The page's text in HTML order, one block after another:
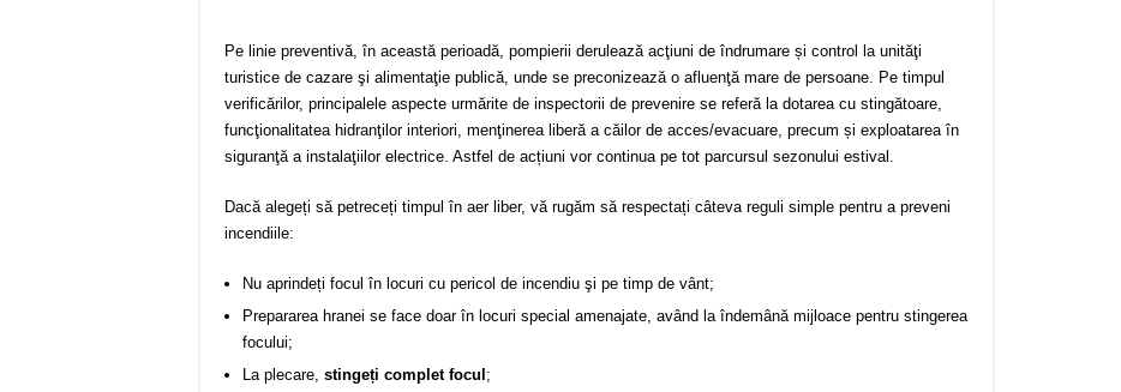
Pe linie preventivă, în această perioadă, pompierii derulează acţiuni de îndrumare și control la unităţi
turistice de cazare şi alimentaţie publică, unde se preconizează o afluenţă mare de persoane. Pe timpul
verificărilor, principalele aspecte urmărite de inspectorii de prevenire se referă la dotarea cu stingătoare,
funcţionalitatea hidranţilor interiori, menţinerea liberă a căilor de acces/evacuare, precum și exploatarea în
siguranţă a instalaţiilor electrice. Astfel de acțiuni vor continua pe tot parcursul sezonului estival.
Dacă alegeți să petreceți timpul în aer liber, vă rugăm să respectați câteva reguli simple pentru a preveni
incendiile:
Nu aprindeți focul în locuri cu pericol de incendiu şi pe timp de vânt;
Prepararea hranei se face doar în locuri special amenajate, având la îndemână mijloace pentru stingerea
focului;
La plecare, stingeți complet focul ;